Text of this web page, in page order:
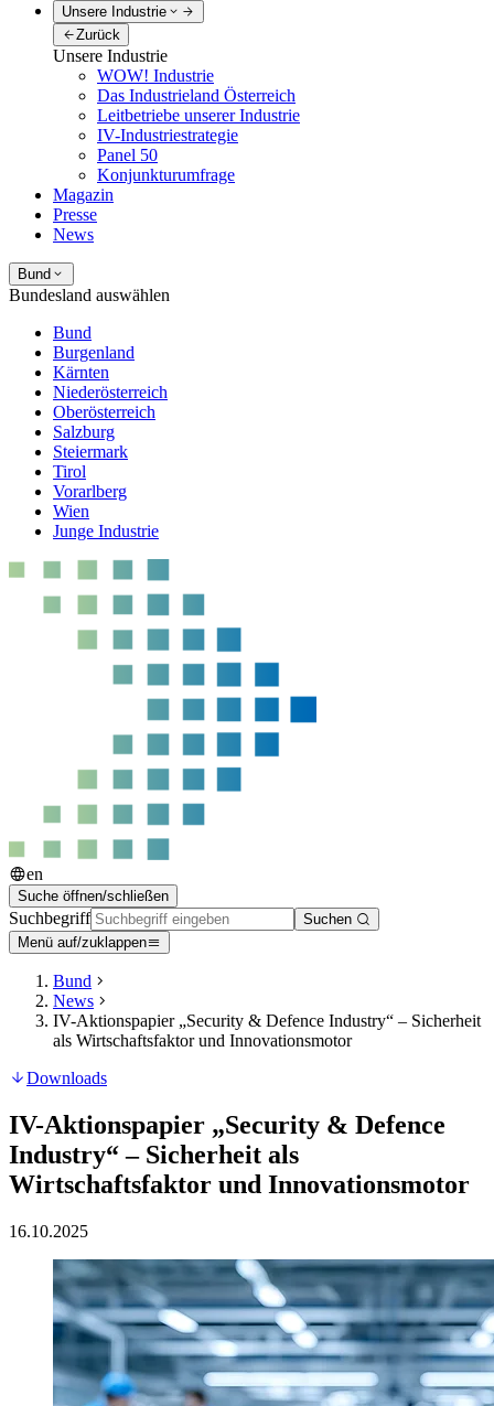
Unsere Industrie
Zurück
Unsere Industrie
WOW! Industrie
Das Industrieland Österreich
Leitbetriebe unserer Industrie
IV-Industriestrategie
Panel 50
Konjunkturumfrage
Magazin
Presse
News
Bund
Bundesland auswählen
Bund
Burgenland
Kärnten
Niederösterreich
Oberösterreich
Salzburg
Steiermark
Tirol
Vorarlberg
Wien
Junge Industrie
en
Suche öffnen/schließen
Suchbegriff
Suchen
Menü auf/zuklappen
Bund
News
IV-Aktionspapier „Security & Defence Industry“ – Sicherheit
als Wirtschaftsfaktor und Innovationsmotor
Downloads
IV-Aktionspapier „Security & Defence
Industry“ – Sicherheit als
Wirtschaftsfaktor und Innovationsmotor
16.10.2025